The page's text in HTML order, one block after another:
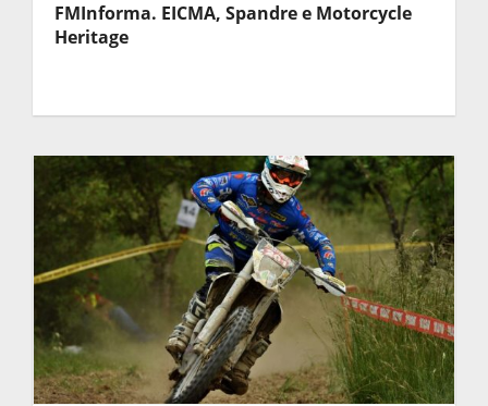
FMInforma. EICMA, Spandre e Motorcycle
Heritage